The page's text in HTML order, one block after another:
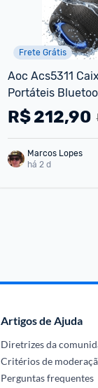
Frete Grátis
Aoc Acs5311
Portáteis
Prova D'água |
Som Potente,
De Reprodução,
R$212,90
Marcos Lopes
há 2 d
Artigos de Ajuda
Diretrizes da
Critérios de
Perguntas frequentes